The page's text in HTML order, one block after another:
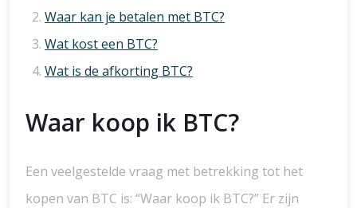
Waar kan je betalen met BTC?
Wat kost een BTC?
Wat is de afkorting BTC?
Waar koop ik BTC?
Een veelgestelde vraag met betrekking tot het
kopen van BTC is: “Waar koop ik BTC?” Er zijn